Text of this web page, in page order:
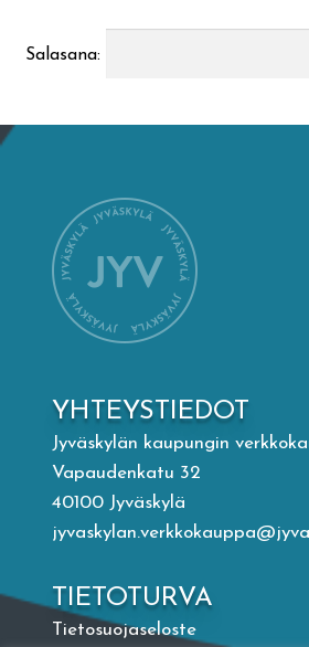
Taideapteekki
Kirjasto
Valon Kaupunki
Lasten Lysti & LystiKylä-
English
Salasana:
YHTEYSTIEDOT
Jyväskylän kaupungin
Vapaudenkatu 32
40100 Jyväskylä
TIETOTURVA
Tietosuojaseloste